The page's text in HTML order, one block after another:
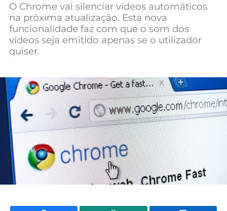
Negócios
Mundial 2026
O Chrome vai silenciar vídeos automáticos
na próxima atualização. Esta nova
funcionalidade faz com que o som dos
vídeos seja emitido apenas se o utilizador
quiser.